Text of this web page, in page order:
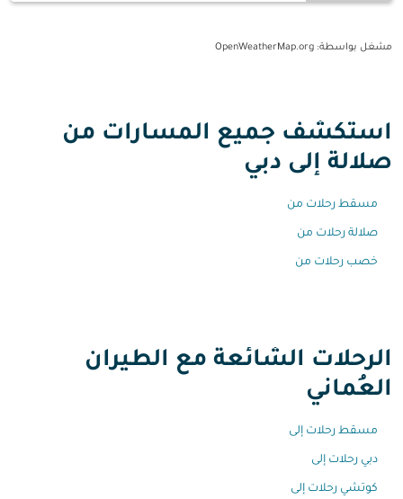
مشغل بواسطة: OpenWeatherMap.org
استكشف جميع المسارات من
صلالة إلى دبي
مسقط رحلات من
صلالة رحلات من
خصب رحلات من
الرحلات الشائعة مع الطيران
العُماني
مسقط رحلات إلى
دبي رحلات إلى
كوتشي رحلات إلى